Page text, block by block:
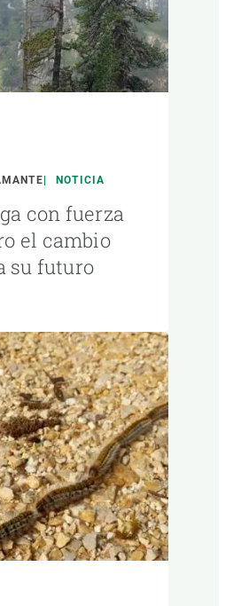
NOTICIA
con fuerza
el cambio
su futuro